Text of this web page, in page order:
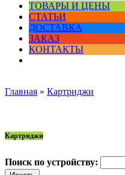
ТОВАРЫ И ЦЕНЫ
СТАТЬИ
ДОСТАВКА
ЗАКАЗ
КОНТАКТЫ
Главная » Картриджи
Картриджи
Поиск по устройству: